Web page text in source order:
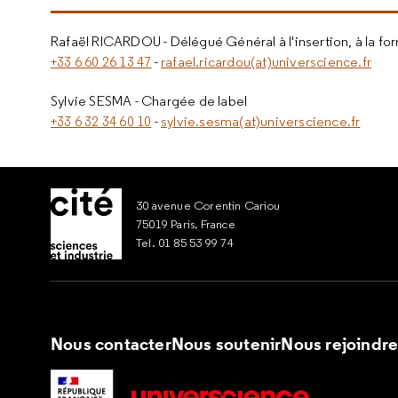
Rafaël RICARDOU - Délégué Général à l'insertion, à la
+33 6 60 26 13 47 - rafael.ricardou(at)universcience.fr
Sylvie SESMA - Chargée de label
+33 6 32 34 60 10 - sylvie.sesma(at)universcience.fr
30 avenue Corentin Cariou
75019 Paris, France
Tel. 01 85 53 99 74
Nous contacterNous soutenirNous rejoindre